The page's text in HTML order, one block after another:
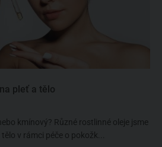
pleť a tělo
kmínový? Různé rostlinné oleje jsme
v rámci péče o pokožk...